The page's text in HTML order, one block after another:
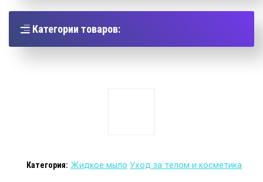
Категории товаров:
Категория: Жидкое мыло Уход за телом и косметика